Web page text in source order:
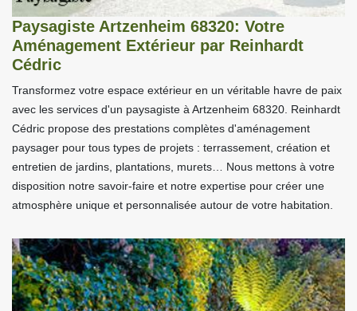
Paysagiste Artzenheim 68320: Votre
Aménagement Extérieur par Reinhardt
Cédric
Transformez votre espace extérieur en un véritable havre de paix
avec les services d'un paysagiste à Artzenheim 68320. Reinhardt
Cédric propose des prestations complètes d'aménagement
paysager pour tous types de projets : terrassement, création et
entretien de jardins, plantations, murets… Nous mettons à votre
disposition notre savoir-faire et notre expertise pour créer une
atmosphère unique et personnalisée autour de votre habitation.